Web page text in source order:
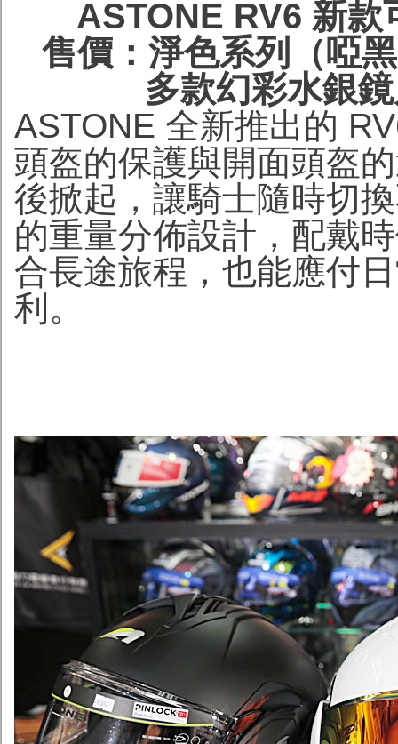
ASTONE RV6 新款
售價：淨色系列（啞
多款幻彩水銀
ASTONE 全新推出的
頭盔的保護與開面頭盔
後掀起，讓騎士隨時切
的重量分佈設計，配戴
合長途旅程，也能應付
利。